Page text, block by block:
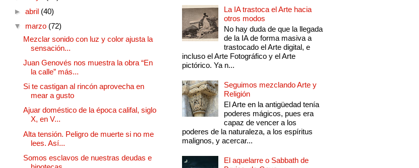
► abril (40)
▼ marzo (72)
Mezclar sonido con luz y color ajusta la
sensación...
Juan Genovés nos muestra la obra “En
la calle” más...
Si te castigan al rincón aprovecha en
mear a gusto
Ajuar doméstico de la época califal, siglo
X, en V...
Alta tensión. Peligro de muerte si no me
lees. Así...
Somos esclavos de nuestras deudas e
La IA trastoca el Arte hacia
otros modos
No hay duda de que la llegada
de la IA de forma masiva a
trastocado el Arte digital, e
incluso el Arte Fotográfico y el Arte
pictórico. Ya n...
Seguimos mezclando Arte y
Religión
El Arte en la antigüedad tenía
poderes mágicos, pues era
capaz de vencer a los
poderes de la naturaleza, a los espíritus
malignos, y acercar...
El aquelarre o Sabbath de